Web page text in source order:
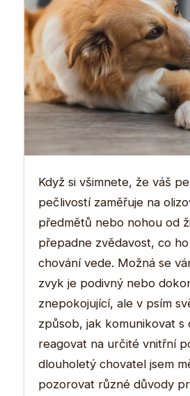
Když si všimnete, že váš
pečlivostí zaměřuje na
předmětů nebo nohou od
přepadne zvědavost, co
chování vede. Možná se
zvyk je podivný nebo
znepokojující, ale v psím
způsob, jak komunikovat s
reagovat na určité vnitřní
dlouholetý chovatel jsem
pozorovat různé důvody